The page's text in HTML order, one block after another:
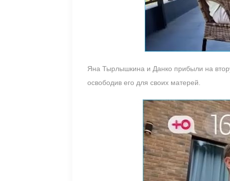
Яна Тырлышкина и Данко прибыли на
освободив его для своих матерей.